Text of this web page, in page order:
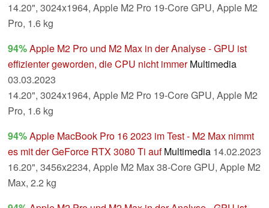
14.20", 3024x1964, Apple M2 Pro 19-Core GPU, Apple M2
Pro, 1.6 kg
94%Apple M2 Pro und M2 Max in der Analyse - GPU ist
effizienter geworden, die CPU nicht immer Multimedia
03.03.2023
14.20", 3024x1964, Apple M2 Pro 19-Core GPU, Apple M2
Pro, 1.6 kg
94%Apple MacBook Pro 16 2023 im Test - M2 Max nimmt
es mit der GeForce RTX 3080 Ti auf Multimedia 14.02.2023
16.20", 3456x2234, Apple M2 Max 38-Core GPU, Apple M2
Max, 2.2 kg